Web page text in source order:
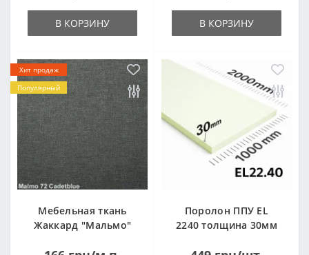
В КОРЗИНУ В КОРЗИНУ
Хит продаж
Популярный
Мебельная ткань
Жаккард "Мальмо"
Поролон ППУ EL
2240 толщина 30мм